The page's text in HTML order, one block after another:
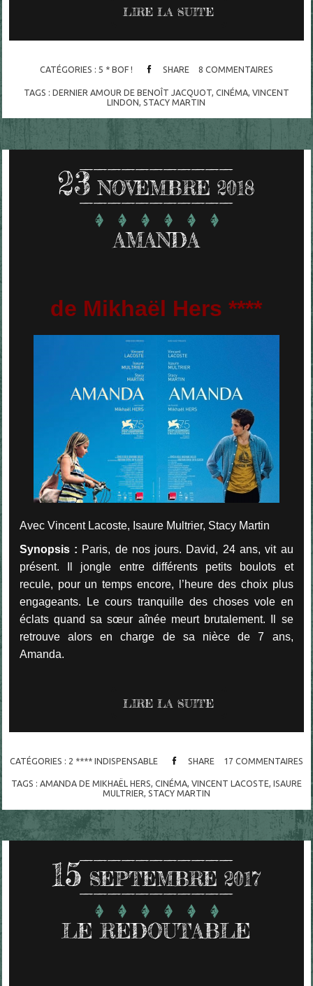
LIRE LA SUITE
CATÉGORIES : 5 * BOF ! SHARE 8 COMMENTAIRES
TAGS : DERNIER AMOUR DE BENOÎT JACQUOT, CINÉMA, VINCENT
LINDON,STACY MARTIN
23 NOVEMBRE 2018
AMANDA
de Mikhaël Hers ****
Avec Vincent Lacoste, Isaure Multrier, Stacy Martin
Synopsis : Paris, de nos jours. David, 24 ans, vit au
présent. Il jongle entre différents petits boulots et
recule, pour un temps encore, l’heure des choix plus
engageants. Le cours tranquille des choses vole en
éclats quand sa sœur aînée meurt brutalement. Il se
retrouve alors en charge de sa nièce de 7 ans,
Amanda.
LIRE LA SUITE
CATÉGORIES : 2 **** INDISPENSABLE SHARE 17 COMMENTAIRES
TAGS : AMANDA DE MIKHAËL HERS, CINÉMA, VINCENT LACOSTE, ISAURE
MULTRIER, STACY MARTIN
15 SEPTEMBRE 2017
LE REDOUTABLE